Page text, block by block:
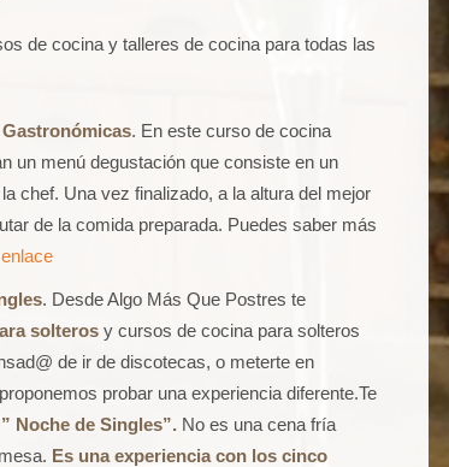
de cocina y talleres de cocina para todas las
. En este curso de cocina
un menú degustación que consiste en un
chef. Una vez finalizado, a la altura del mejor
de la comida preparada. Puedes saber más
. Desde Algo Más Que Postres te
solteros y cursos de cocina para solteros
de ir de discotecas, o meterte en
probar una experiencia diferente.Te
” Noche de Singles”. No es una cena fría
Es una experiencia con los cinco